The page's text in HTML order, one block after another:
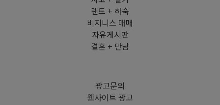
렌트 + 하숙
비지니스 매매
자유게시판
결혼 + 만남
광고문의
웹사이트 광고